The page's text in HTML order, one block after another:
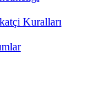
Kuralları